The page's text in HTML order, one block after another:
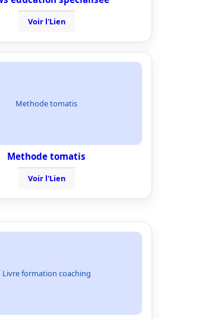
Voir l'Lien
Methode tomatis
Methode tomatis
Voir l'Lien
Livre formation coaching